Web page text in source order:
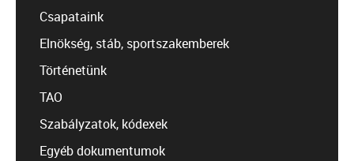
Csapataink
Elnökség, stáb, sportszakemberek
Történetünk
TAO
Szabályzatok, kódexek
Egyéb dokumentumok